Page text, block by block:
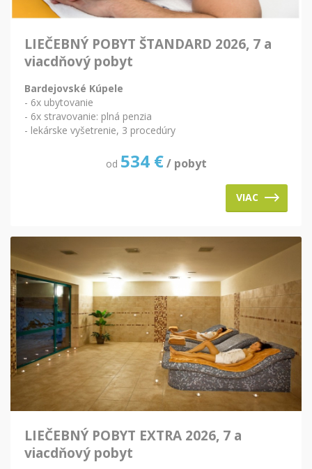
LIEČEBNÝ POBYT ŠTANDARD 2026, 7 a
viacdňový pobyt
Bardejovské Kúpele
- 6x ubytovanie
- 6x stravovanie: plná penzia
- lekárske vyšetrenie, 3 procedúry
od 534 € / pobyt
VIAC
LIEČEBNÝ POBYT EXTRA 2026, 7 a
viacdňový pobyt